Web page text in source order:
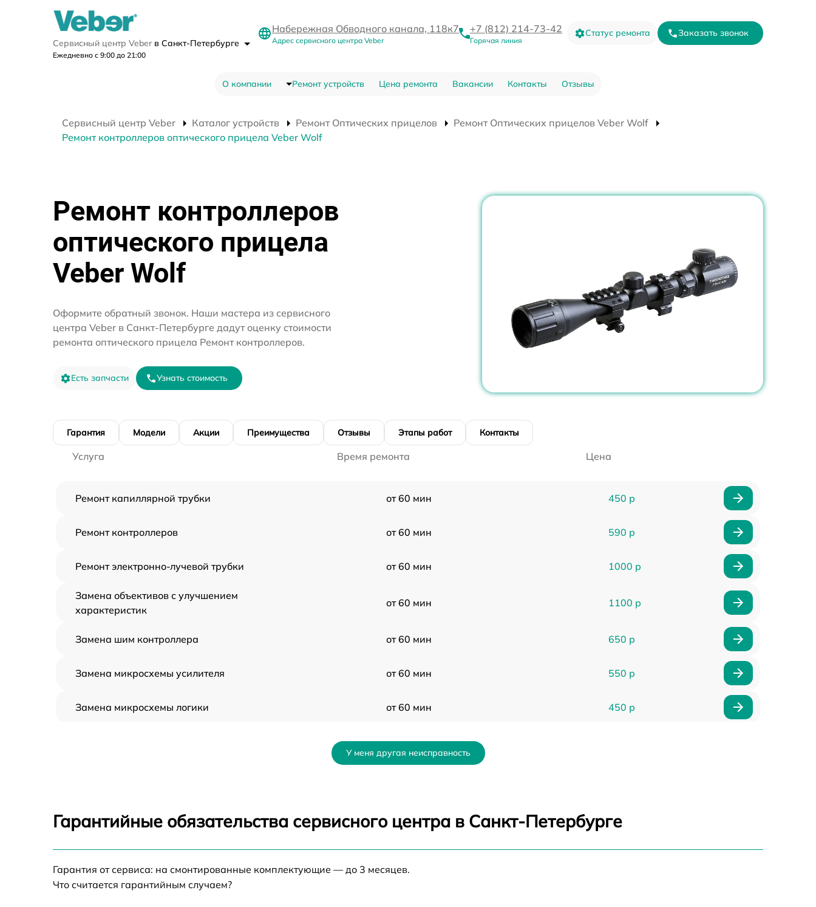
Сервисный центр Veber в Санкт-Петербурге
Ежедневно с 9:00 до 21:00
Набережная Обводного канала, 118к7
Адрес сервисного центра Veber
+7 (812) 214-73-42
Горячая линия
Статус ремонта Заказать звонок
О компании Ремонт устройств Цена ремонта Вакансии Контакты Отзывы
Сервисный центр Veber Каталог устройств Ремонт Оптических прицелов
Ремонт Оптических прицелов Veber Wolf
Ремонт контроллеров оптического прицела Veber Wolf
Ремонт контроллеров
оптического прицела
Veber Wolf
Оформите обратный звонок. Наши мастера из сервисного
центра Veber в Санкт-Петербурге дадут оценку стоимости
ремонта оптического прицела Ремонт контроллеров.
Есть запчасти Узнать стоимость
Гарантия Модели Акции Преимущества Отзывы Этапы работ Контакты
Услуга Время ремонта Цена
Ремонт капиллярной трубки от 60 мин 450 р
Ремонт контроллеров от 60 мин 590 р
Ремонт электронно-лучевой трубки от 60 мин 1000 р
Замена объективов с улучшением
характеристик
от 60 мин 1100 р
Замена шим контроллера от 60 мин 650 р
Замена микросхемы усилителя от 60 мин 550 р
Замена микросхемы логики от 60 мин 450 р
от 60 мин
Калибровка и настройка тепловизора
Ремонт датчика синхроимпульсов от 60 мин 1550 р
Ремонт оптики
У меня другая неисправность
Гарантийные обязательства сервисного центра в Санкт-Петербурге
Гарантия от сервиса: на смонтированные комплектующие — до 3 месяцев.
Что считается гарантийным случаем?